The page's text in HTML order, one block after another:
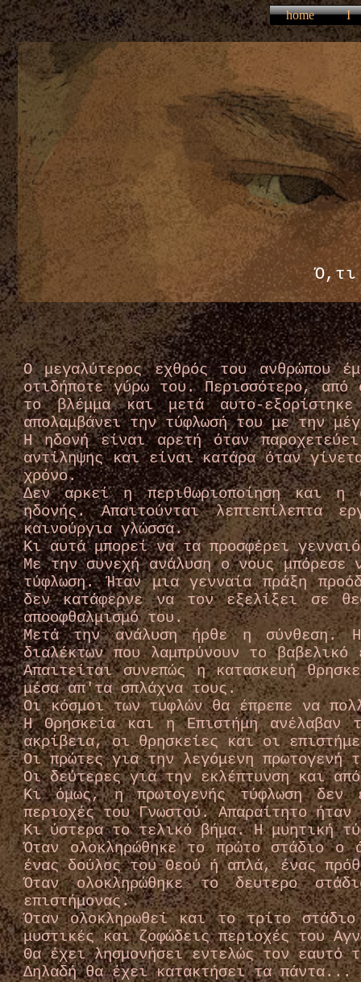
home I
Ό,τι
Ο μεγαλύτερος εχθρός του ανθρώπου
οτιδήποτε γύρω του. Περισσότερο,
το βλέμμα και μετά αυτο-
απολαμβάνει την τύφλωσή του με την
Η ηδονή είναι αρετή όταν
αντίληψης και είναι κατάρα όταν
χρόνο.
Δεν αρκεί η περιθωριοποίηση και η
ηδονής. Απαιτούνται λεπτεπίλεπτα
καινούργια γλώσσα.
Κι αυτά μπορεί να τα προσφέρει
Με την συνεχή ανάλυση ο νους μπόρεσε
τύφλωση. Ήταν μια γενναία πράξη
δεν κατάφερνε να τον εξελίξει σε
αποοφθαλμισμό του.
Μετά την ανάλυση ήρθε η σύνθεση.
διαλέκτων που λαμπρύνουν το
Απαιτείται συνεπώς η κατασκευή
μέσα απ'τα σπλάχνα τους.
Οι κόσμοι των τυφλών θα έπρεπε να
Η Θρησκεία και η Επιστήμη ανέλαβαν
ακρίβεια, οι θρησκείες και οι
Οι πρώτες για την λεγόμενη πρωτογενή
Οι δεύτερες για την εκλέπτυνση και
Κι όμως, η πρωτογενής τύφλωση δεν
περιοχές του Γνωστού. Απαραίτητο
Κι ύστερα το τελικό βήμα. Η μυητική
Όταν ολοκληρώθηκε το πρώτο στάδιο ο
ένας δούλος του Θεού ή απλά, ένας
Όταν ολοκληρώθηκε το δευτερο
επιστήμονας.
Όταν ολοκληρωθεί και το τρίτο
μυστικές και ζοφώδεις περιοχές του
Θα έχει λησμονήσει εντελώς τον εαυτό
Δηλαδή θα έχει κατακτήσει τα πάντα...